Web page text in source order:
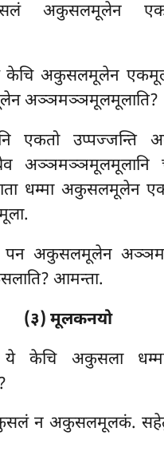
अकुसलमूलेन
अकुसलमूलेन
अञ्ञमञ्ञमूलमूलाति?
एकतो उप्पज्जन्ति
धम्मा अकुसलमूलेन
अकुसलमूलेन
आमन्ता.
(३) मूलकनयो
येकेचि अकुसला
न अकुसलमूलकं.